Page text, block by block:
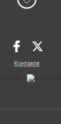
Контакти